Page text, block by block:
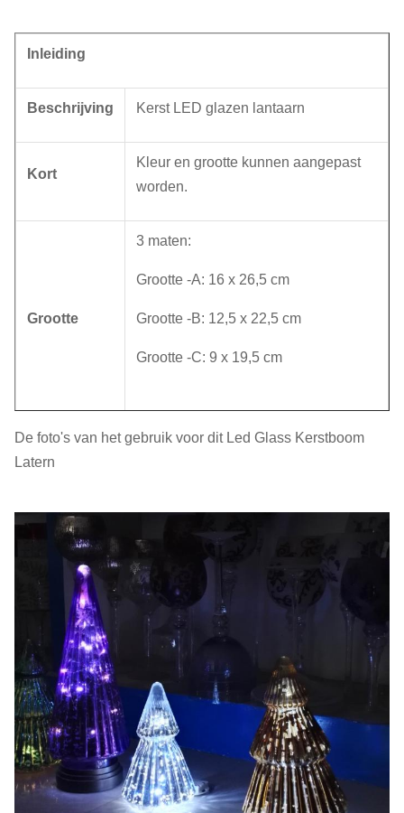
Inleiding
Beschrijving Kerst LED glazen lantaarn
Kort
Kleur en grootte kunnen aangepast
worden.
Grootte
3 maten:
Grootte -A: 16 x 26,5 cm
Grootte -B: 12,5 x 22,5 cm
Grootte -C: 9 x 19,5 cm
Pakket
MOQ 2400 stuks
Levertyd 45 dagen
Ons bedrijf en onze fabriek doen veel moeite om de
kwaliteit te controleren.We willen graag
samenwerken met onze vrienden en zakenpartners
van over de hele wereld..
De foto's van het gebruik voor dit Led Glass Kerstboom
Latern